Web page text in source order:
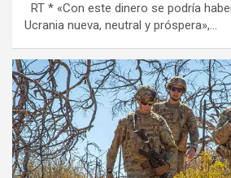
RT * «Con este dinero se podría
Ucrania nueva, neutral y próspera»,…